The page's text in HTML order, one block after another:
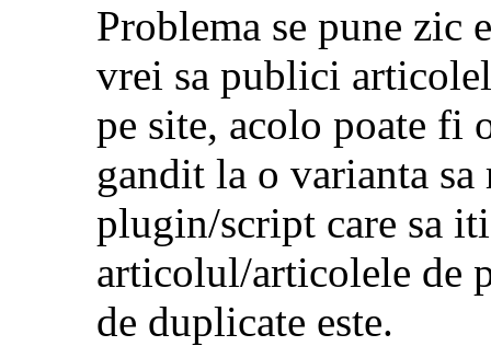
Problema se pune zic
vrei sa publici
pe site, acolo poate fi
gandit la o varianta
plugin/script care sa
articolul/articolele de
de duplicate este.